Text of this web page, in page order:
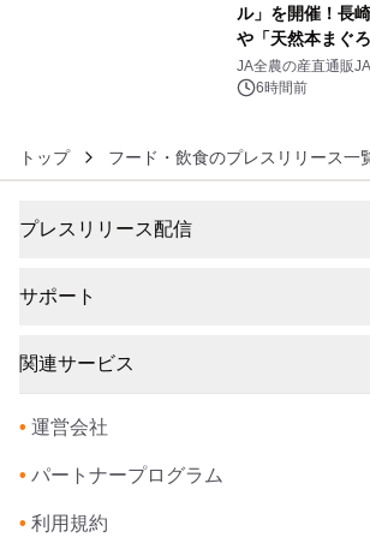
ル」を開催！長
や「天然本まぐ
販売！～毎月１
JA全農の産直通販
6時間前
トップ フード・飲食のプレスリリース一
プレスリリース配信
サポート
関連サービス
• 運営会社
• パートナープログラム
• 利用規約